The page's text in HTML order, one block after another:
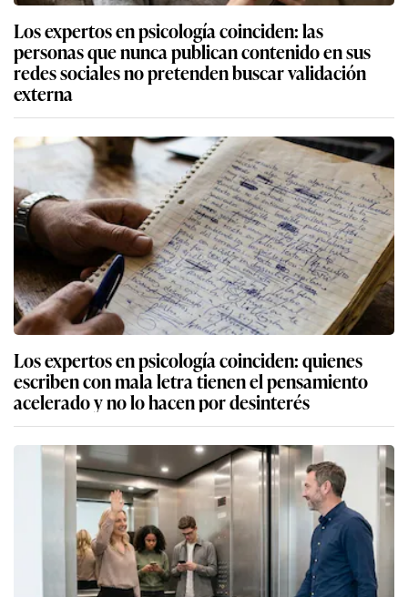
Los expertos en psicología coinciden: las
personas que nunca publican contenido en sus
redes sociales no pretenden buscar validación
externa
Los expertos en psicología coinciden: quienes
escriben con mala letra tienen el pensamiento
acelerado y no lo hacen por desinterés